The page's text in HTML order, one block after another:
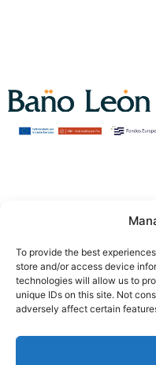
To provide the best
store and/or access device
technologies will allow us to
unique IDs on this site. Not
adversely affect certain